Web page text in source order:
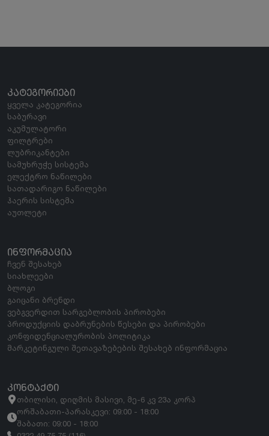
ᲙᲐᲢᲔᲒᲝᲠᲘᲔᲑᲘ
ყველა კატეგორია
საბურავი
აკუმულატორი
ფილტრები
ლუბრიკანტები
სამუხრუჭე სისტემა
ელექტრო ნაწილები
სათადარიგო ნაწილები
ჰაერის სისტემა
აუთლეტი
ᲘᲜᲤᲝᲠᲛᲐᲪᲘᲐ
ჩვენ შესახებ
სიახლეები
ბლოგი
გაიცანი ბრენდი
ვებგვერდით სარგებლობის პირობები
პროდუქციის დაბრუნების წესები და პირობები
კონფიდენციალურობის პოლიტიკა
მარკეტინგული შეთავაზებების შესახებ ინფორმაცია
ᲙᲝᲜᲢᲐᲥᲢᲘ
თბილისი, დიღმის მასივი, მე-6 კვ 23ა კორპ
ორშაბათი-პარასკევი: 09:00 - 18:00
შაბათი: 09:00 - 18:00